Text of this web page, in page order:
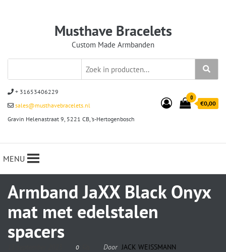
Musthave Bracelets
Custom Made Armbanden
+ 31653406229
sales@musthavebracelets.nl
Gravin Helenastraat 9, 5221 CB, ‘s-Hertogenbosch
0
€0,00
MENU
Armband JaXX Black Onyx
mat met edelstalen
spacers
0 Door JACK WEISSMANN